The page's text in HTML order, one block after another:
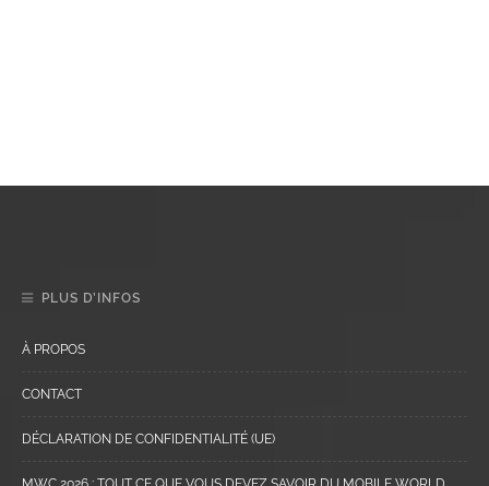
PLUS D’INFOS
À PROPOS
CONTACT
DÉCLARATION DE CONFIDENTIALITÉ (UE)